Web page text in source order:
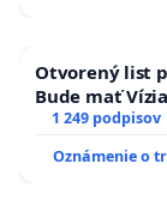
Otvorený list
Bude mať
1 249 podpisov
Oznámenie o